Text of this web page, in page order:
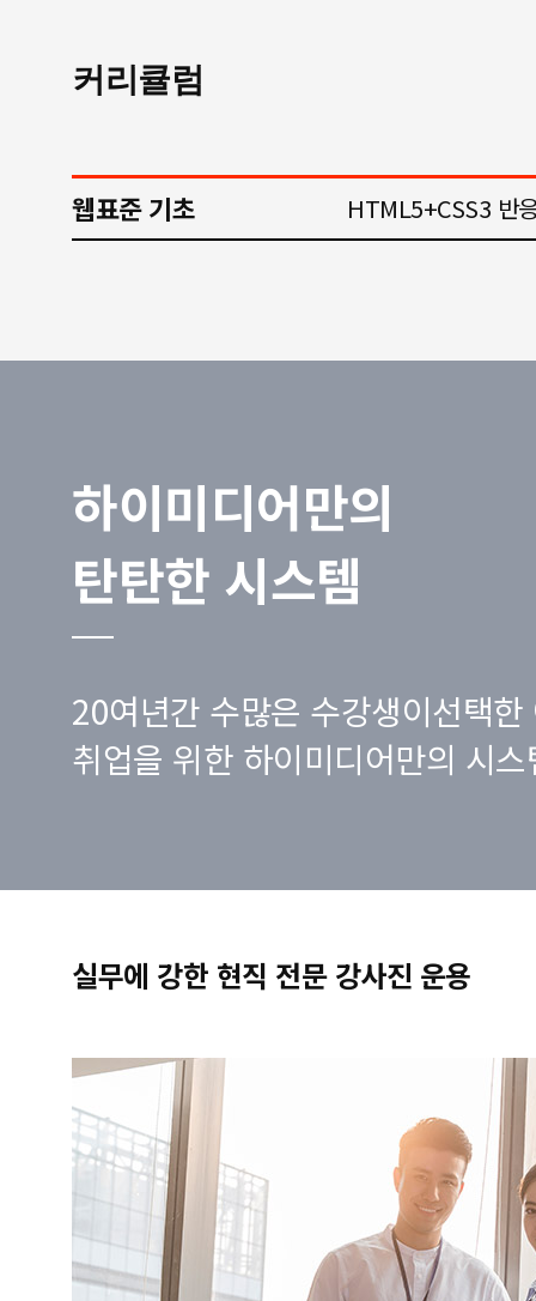
커리큘럼
웹표준 기초 HTML5+CSS3 반
하이미디어만의
탄탄한 시스템
20여년간 수많은 수강생이선택한
취업을 위한 하이미디어만의 시
실무에 강한 현직 전문 강사진 운용